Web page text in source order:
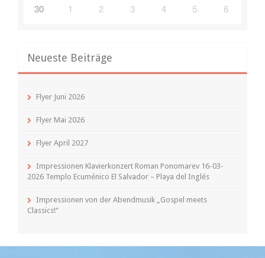
30 1 2 3 4 5 6
Neueste Beiträge
Flyer Juni 2026
Flyer Mai 2026
Flyer April 2027
Impressionen Klavierkonzert Roman Ponomarev 16-03-
2026 Templo Ecuménico El Salvador – Playa del Inglés
Impressionen von der Abendmusik „Gospel meets
Classics!“